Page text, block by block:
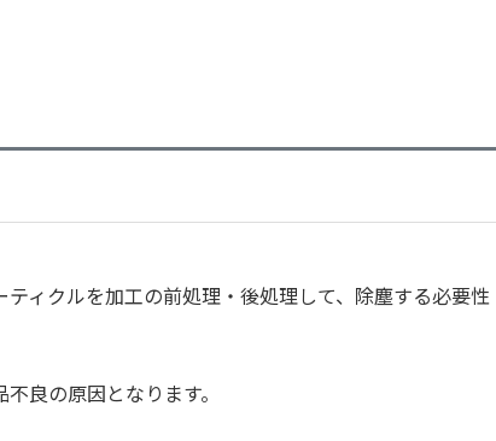
ィクルを加工の前処理・後処理して、除塵する必要性
良の原因となります。